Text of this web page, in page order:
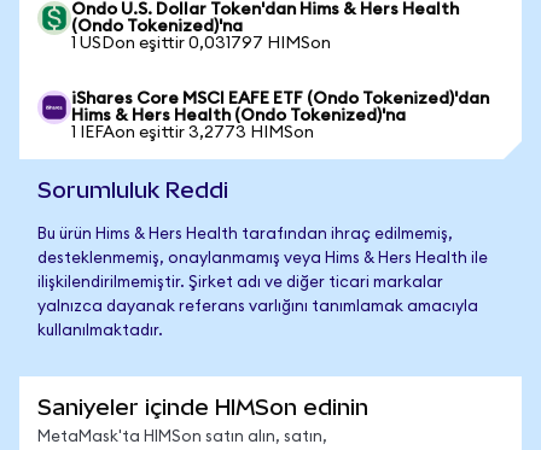
Ondo U.S. Dollar Token'dan Hims & Hers Health
(Ondo Tokenized)'na
1 USDon eşittir 0,031797 HIMSon
iShares Core MSCI EAFE ETF (Ondo Tokenized)'dan
Hims & Hers Health (Ondo Tokenized)'na
1 IEFAon eşittir 3,2773 HIMSon
Sorumluluk Reddi
Bu ürün Hims & Hers Health tarafından ihraç edilmemiş,
desteklenmemiş, onaylanmamış veya Hims & Hers Health ile
ilişkilendirilmemiştir. Şirket adı ve diğer ticari markalar
yalnızca dayanak referans varlığını tanımlamak amacıyla
kullanılmaktadır.
Saniyeler içinde HIMSon edinin
MetaMask'ta HIMSon satın alın, satın,